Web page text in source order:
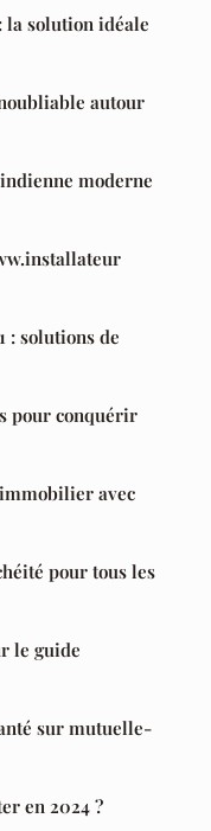
la solution idéale
autour
moderne
: solutions de
pour conquérir
avec
pour tous les
le guide
sur mutuelle-
en 2024 ?